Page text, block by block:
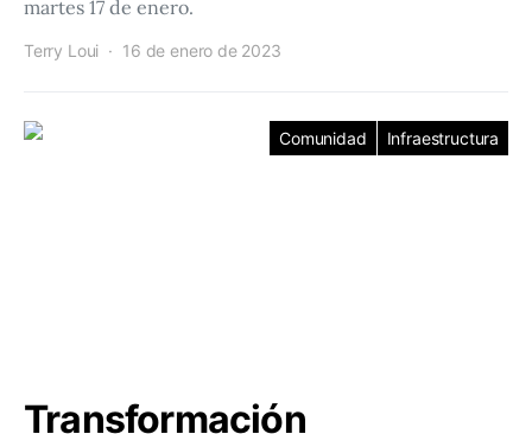
martes 17 de enero.
Terry Loui 16 de enero de 2023
Comunidad Infraestructura
Transformación